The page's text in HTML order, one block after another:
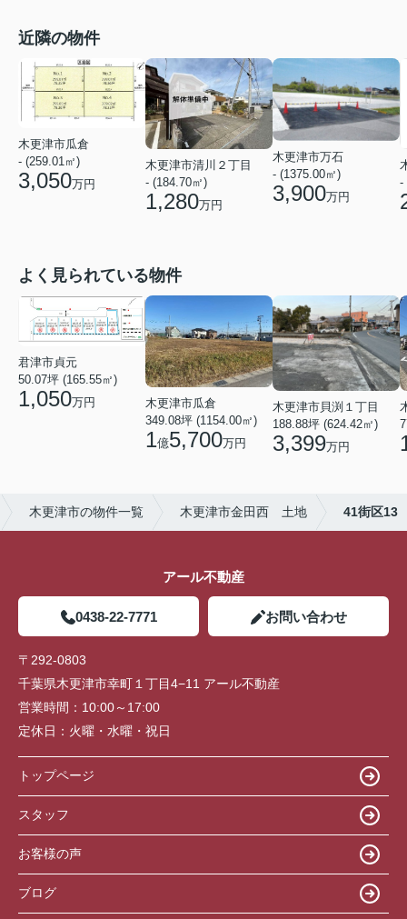
近隣の物件
木更津市瓜倉
- (259.01㎡)
3,050万円
木更津市清川２丁目
- (184.70㎡)
1,280万円
木更津市万石
- (1375.00㎡)
3,900万円
-
よく見られている物件
君津市貞元
50.07坪 (165.55㎡)
1,050万円
木更津市瓜倉
349.08坪 (1154.00㎡)
1億5,700万円
木更津市貝渕１丁目
188.88坪 (624.42㎡)
3,399万円
木更津市の物件一覧 木更津市金田西 土地 41街区13
アール不動産
0438-22-7771 お問い合わせ
〒292-0803
千葉県木更津市幸町１丁目4−11 アール不動産
営業時間： 10:00～17:00
定休日： 火曜・水曜・祝日
トップページ
スタッフ
お客様の声
ブログ